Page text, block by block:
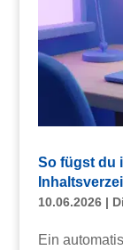
So fügst du
10.06.2026|
Ein